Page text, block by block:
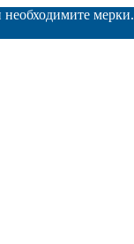
мерки.